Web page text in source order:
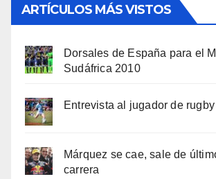
ARTÍCULOS MÁS VISTOS
Dorsales de España para el
Sudáfrica 2010
Entrevista al jugador de
Márquez se cae, sale de
carrera